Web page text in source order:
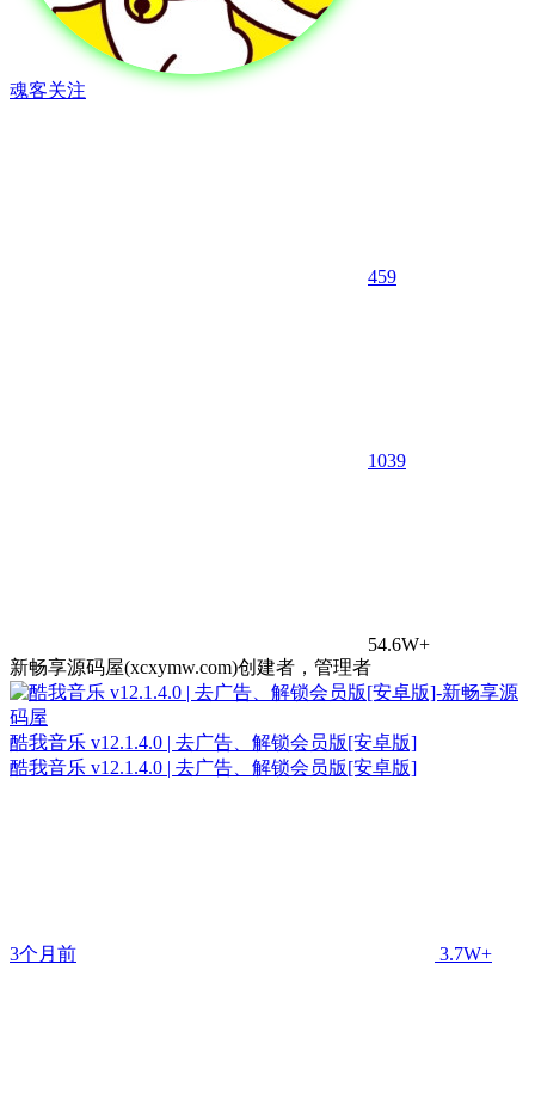
魂客关注
459
1039
54.6W+
新畅享源码屋(xcxymw.com)创建者，管理者
酷我音乐 v12.1.4.0 | 去广告、解锁会员版[安卓版]
酷我音乐 v12.1.4.0 | 去广告、解锁会员版[安卓版]
3个月前 3.7W+